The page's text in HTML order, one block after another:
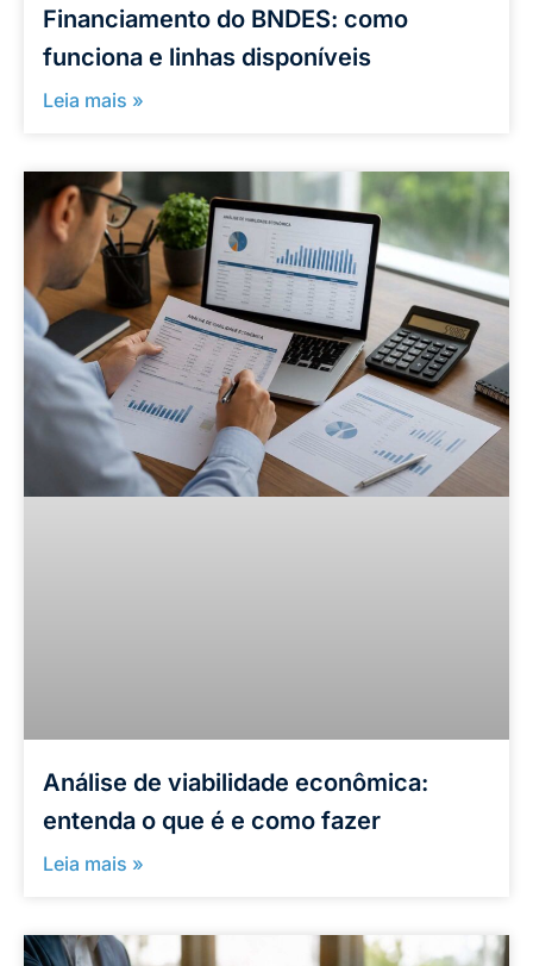
Financiamento do BNDES: como
funciona e linhas disponíveis
Leia mais »
Análise de viabilidade econômica:
entenda o que é e como fazer
Leia mais »